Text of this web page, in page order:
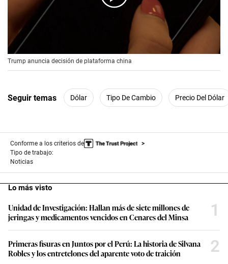
Trump anuncia decisión de plataforma china
Seguir temas Dólar Tipo De Cambio Precio Del Dólar
Conforme a los criterios de
Tipo de trabajo:
Noticias
Lo más visto
Unidad de Investigación: Hallan más de siete millones de
jeringas y medicamentos vencidos en Cenares del Minsa
1
Primeras fisuras en Juntos por el Perú: La historia de Silvana
Robles y los entretelones del aparente voto de traición
2